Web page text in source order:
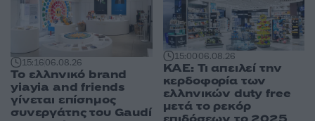
15:1606.08.26
Το ελληνικό brand
yiayia and friends
γίνεται επίσημος
συνεργάτης του Gaudí
15:0006.08.26
ΚΑΕ: Τι απειλεί την
κερδοφορία των
ελληνικών duty free
μετά το ρεκόρ